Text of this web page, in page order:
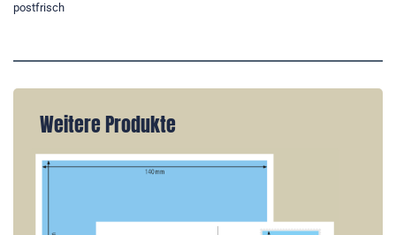
postfrisch
Weitere Produkte